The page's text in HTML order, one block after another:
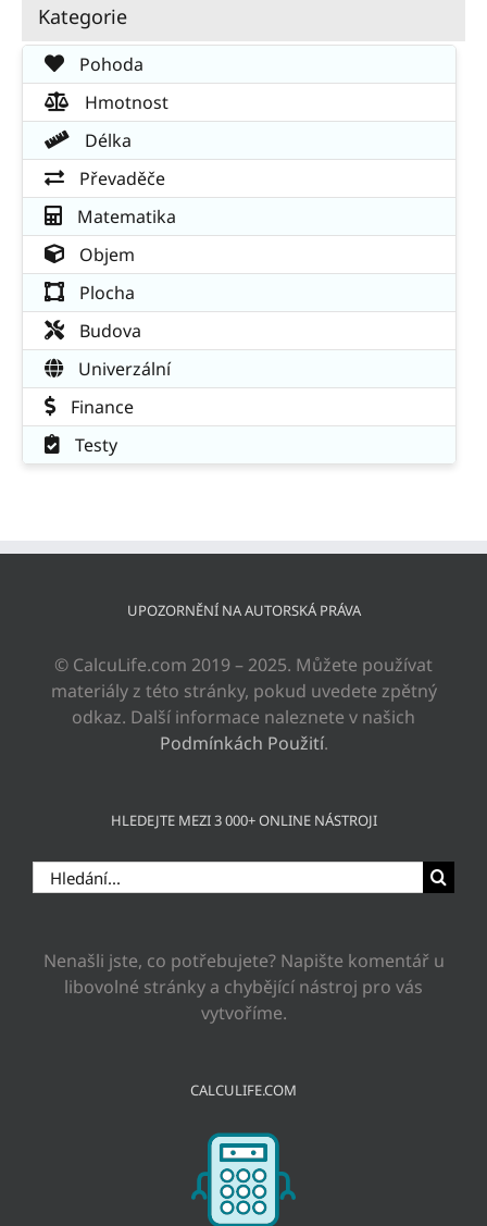
Kategorie
Pohoda
Hmotnost
Délka
Převaděče
Matematika
Objem
Plocha
Budova
Univerzální
Finance
Testy
UPOZORNĚNÍ NA AUTORSKÁ PRÁVA
© CalcuLife.com 2019 – 2025. Můžete používat
materiály z této stránky, pokud uvedete zpětný
odkaz. Další informace naleznete v našich
Podmínkách Použití.
HLEDEJTE MEZI 3 000+ ONLINE NÁSTROJI
Hledat:
Nenašli jste, co potřebujete? Napište komentář u
libovolné stránky a chybějící nástroj pro vás
vytvoříme.
CALCULIFE.COM